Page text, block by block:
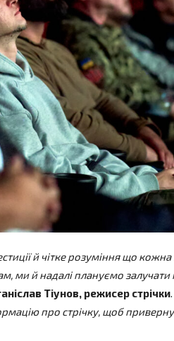
й чітке розуміння що
ми й надалі плануємо
Тіунов, режисер стрічки
про стрічку, щоб